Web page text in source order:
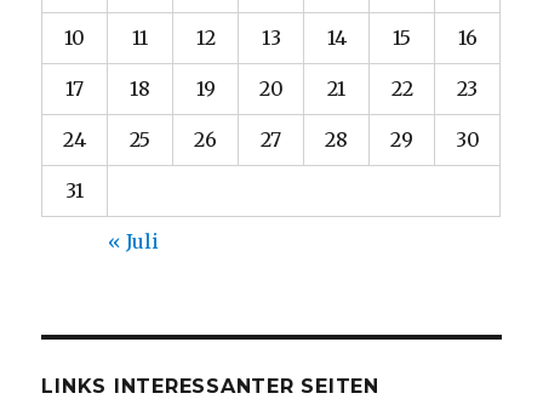
10 11 12 13 14 15 16
17 18 19 20 21 22 23
24 25 26 27 28 29 30
31
« Juli
LINKS INTERESSANTER SEITEN